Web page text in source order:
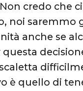
credo che
noi saremmo
anche se
questa
è quello di